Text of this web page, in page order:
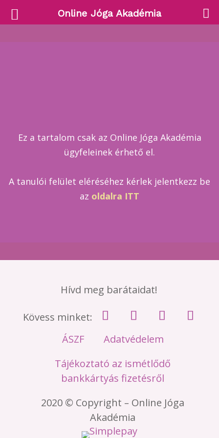
Ez a tartalom csak az Online Jóga Akadémia
ügyfeleinek érhető el.
A tanulói felület eléréséhez kérlek jelentkezz be
az oldalra ITT
Hívd meg barátaidat!
Kövess minket:
ÁSZF
Adatvédelem
Tájékoztató az ismétlődő
bankkártyás fizetésről
2020 © Copyright – Online Jóga
Akadémia
Online Jóga Akadémia